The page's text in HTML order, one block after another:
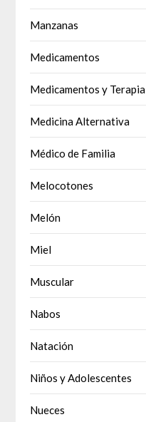
Manzanas
Medicamentos
Medicamentos y Terapia
Medicina Alternativa
Médico de Familia
Melocotones
Melón
Miel
Muscular
Nabos
Natación
Niños y Adolescentes
Nueces